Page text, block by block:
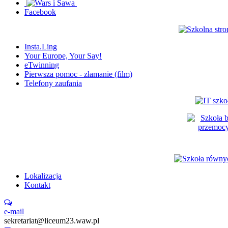
Facebook
Insta.Ling
Your Europe, Your Say!
eTwinning
Pierwsza pomoc - złamanie (film)
Telefony zaufania
Lokalizacja
Kontakt
e-mail
sekretariat@liceum23.waw.pl